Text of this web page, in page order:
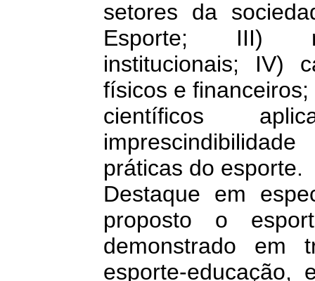
setores da
Esporte; III)
institucionais; IV)
físicos e
científicos
práticas do esporte.
Destaque em
proposto o
demonstrado em
esporte-educação,